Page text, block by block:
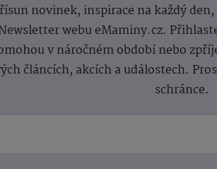
novinek, inspirace na každý
webu eMaminy.cz.
v náročném období nebo
článcích, akcích a událostech.
schránce.